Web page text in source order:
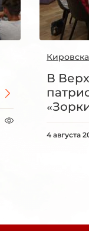
В
4 августа